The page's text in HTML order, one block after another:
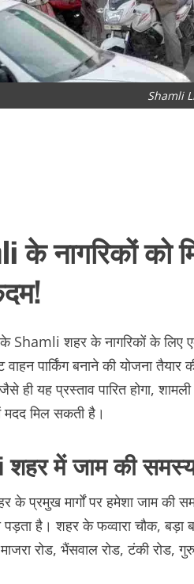
Shamli
के नागरिकों को
के Shamli शहर के नागरिकों के लिए
वाहन पार्किंग बनाने की योजना
ही यह प्रस्ताव पारित होगा,
मिल सकती है।
शहर में जाम की
के प्रमुख मार्गों पर हमेशा जाम की
है। शहर के फव्वारा चौक, बड़ा
रोड, भैंसवाल रोड, टंकी रोड,